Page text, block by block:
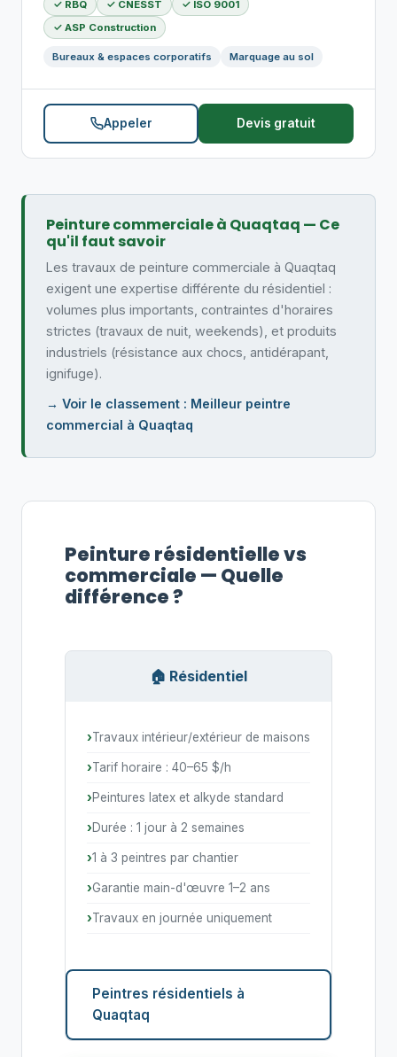
✓ RBQ ✓ CNESST
✓ ISO 9001
✓ ASP Construction
Bureaux & espaces corporatifs Marquage au sol
Appeler Devis gratuit
Peinture commerciale à Quaqtaq — Ce
qu'il faut savoir
Les travaux de peinture commerciale à Quaqtaq
exigent une expertise différente du résidentiel :
volumes plus importants, contraintes d'horaires
strictes (travaux de nuit, weekends), et produits
industriels (résistance aux chocs, antidérapant,
ignifuge).
→ Voir le classement : Meilleur peintre
commercial à Quaqtaq
Peinture résidentielle vs
commerciale — Quelle
différence ?
🏠 Résidentiel
Travaux intérieur/extérieur de maisons
Tarif horaire : 40–65 $/h
Peintures latex et alkyde standard
Durée : 1 jour à 2 semaines
1 à 3 peintres par chantier
Garantie main-d'œuvre 1–2 ans
Travaux en journée uniquement
Peintres résidentiels à
Quaqtaq